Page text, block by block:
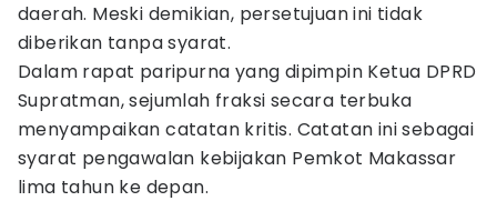
daerah. Meski demikian, persetujuan ini tidak
diberikan tanpa syarat.
Dalam rapat paripurna yang dipimpin Ketua DPRD
Supratman, sejumlah fraksi secara terbuka
menyampaikan catatan kritis. Catatan ini sebagai
syarat pengawalan kebijakan Pemkot Makassar
lima tahun ke depan.